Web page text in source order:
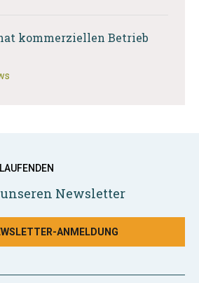
kommerziellen Betrieb
Newsletter
ANMELDUNG